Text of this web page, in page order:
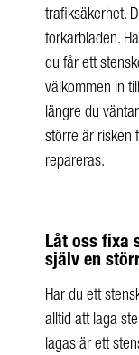
trafiksäkerhet.
torkarbladen.
du får ett
välkommen in
längre du
större är risken
repareras.
Låt oss fixa
själv en
Har du ett
alltid att laga
lagas är ett